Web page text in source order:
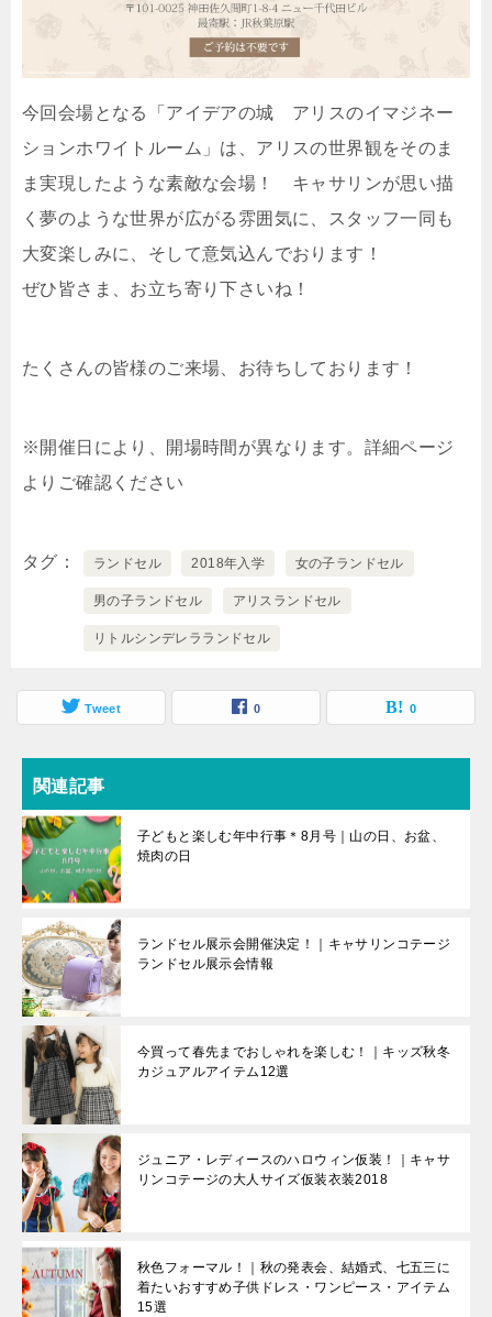
今回会場となる「アイデアの城 アリスのイマジネー
ションホワイトルーム」は、アリスの世界観をそのま
ま実現したような素敵な会場！ キャサリンが思い描
く夢のような世界が広がる雰囲気に、スタッフ一同も
大変楽しみに、そして意気込んでおります！
ぜひ皆さま、お立ち寄り下さいね！
たくさんの皆様のご来場、お待ちしております！
※開催日により、開場時間が異なります。詳細ページ
よりご確認ください
タグ ランドセル 2018年入学 女の子ランドセル
男の子ランドセル アリスランドセル
リトルシンデレラランドセル
Tweet 0 0
関連記事
子どもと楽しむ年中行事＊8月号｜山の日、お盆、
焼肉の日
ランドセル展示会開催決定！｜キャサリンコテージ
ランドセル展示会情報
今買って春先までおしゃれを楽しむ！｜キッズ秋冬
カジュアルアイテム12選
ジュニア・レディースのハロウィン仮装！｜キャサ
リンコテージの大人サイズ仮装衣装2018
秋色フォーマル！｜秋の発表会、結婚式、七五三に
着たいおすすめ子供ドレス・ワンピース・アイテム
15選